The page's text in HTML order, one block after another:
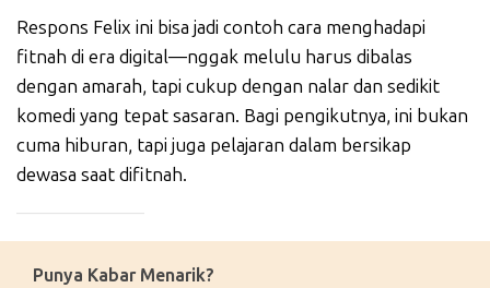
Respons Felix ini bisa jadi contoh cara menghadapi
fitnah di era digital—nggak melulu harus dibalas
dengan amarah, tapi cukup dengan nalar dan sedikit
komedi yang tepat sasaran. Bagi pengikutnya, ini bukan
cuma hiburan, tapi juga pelajaran dalam bersikap
dewasa saat difitnah.
Punya Kabar Menarik?